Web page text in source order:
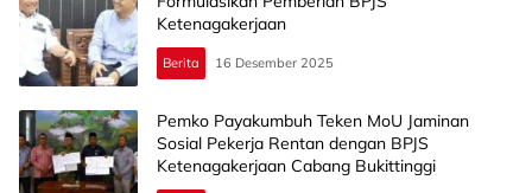
Ketenagakerjaan
Berita 16 Desember 2025
Pemko Payakumbuh Teken MoU Jaminan
Sosial Pekerja Rentan dengan BPJS
Ketenagakerjaan Cabang Bukittinggi